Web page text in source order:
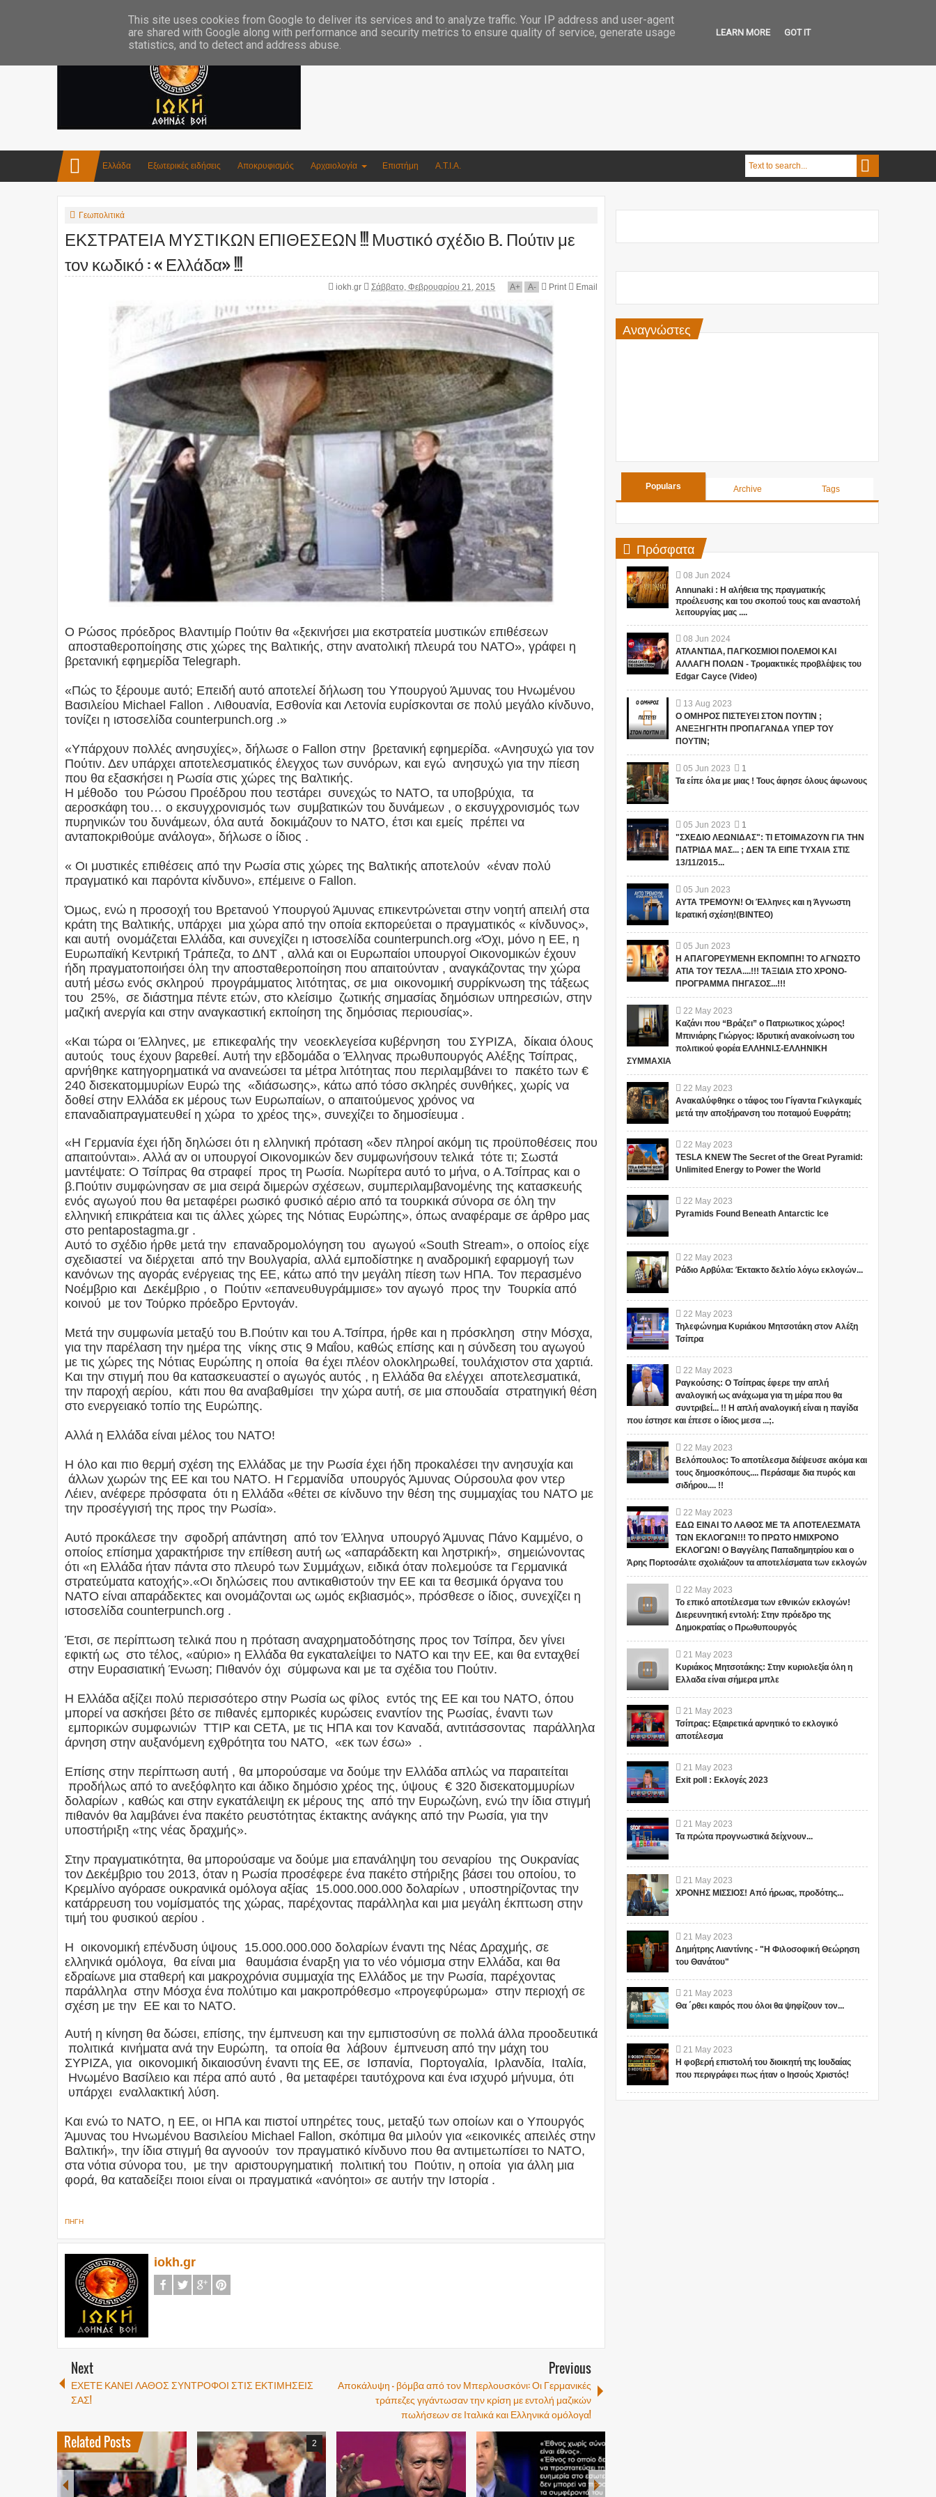
Ελλάδα Εξωτερικές ειδήσεις Αποκρυφισμός Αρχαιολογία Επιστήμη Α.Τ.Ι.Α.
Γεωπολιτικά
ΕΚΣΤΡΑΤΕΙΑ ΜΥΣΤΙΚΩΝ ΕΠΙΘΕΣΕΩΝ !!! Μυστικό σχέδιο Β. Πούτιν με
τον κωδικό : « Ελλάδα» !!!
iokh.gr Σάββατο, Φεβρουαρίου 21, 2015 A+ A- Print Email
Ο Ρώσος πρόεδρος Βλαντιμίρ Πούτιν θα «ξεκινήσει μια εκστρατεία μυστικών επιθέσεων
αποσταθεροποίησης στις χώρες της Βαλτικής, στην ανατολική πλευρά του ΝΑΤΟ», γράφει η
βρετανική εφημερίδα Telegraph.
«Πώς το ξέρουμε αυτό; Επειδή αυτό αποτελεί δήλωση του Υπουργού Άμυνας του Ηνωμένου
Βασιλείου Michael Fallon . Λιθουανία, Εσθονία και Λετονία ευρίσκονται σε πολύ μεγάλο κίνδυνο,
τονίζει η ιστοσελίδα counterpunch.org .»
«Υπάρχουν πολλές ανησυχίες», δήλωσε ο Fallon στην βρετανική εφημερίδα. «Ανησυχώ για τον
Πούτιν. Δεν υπάρχει αποτελεσματικός έλεγχος των συνόρων, και εγώ ανησυχώ για την πίεση
που θα εξασκήσει η Ρωσία στις χώρες της Βαλτικής.
Η μέθοδο του Ρώσου Προέδρου που τεστάρει συνεχώς το ΝΑΤΟ, τα υποβρύχια, τα
αεροσκάφη του… ο εκσυγχρονισμός των συμβατικών του δυνάμεων , ο εκσυγχρονισμός των
πυρηνικών του δυνάμεων, όλα αυτά δοκιμάζουν το ΝΑΤΟ, έτσι και εμείς πρέπει να
ανταποκριθούμε ανάλογα», δήλωσε ο ίδιος .
« Οι μυστικές επιθέσεις από την Ρωσία στις χώρες της Βαλτικής αποτελούν «έναν πολύ
πραγματικό και παρόντα κίνδυνο», επέμεινε ο Fallon.
Όμως, ενώ η προσοχή του Βρετανού Υπουργού Άμυνας επικεντρώνεται στην νοητή απειλή στα
κράτη της Βαλτικής, υπάρχει μια χώρα από την οποία εκπορεύεται ο πραγματικός « κίνδυνος»,
και αυτή ονομάζεται Ελλάδα, και συνεχίζει η ιστοσελίδα counterpunch.org «Όχι, μόνο η ΕΕ, η
Ευρωπαϊκή Κεντρική Τράπεζα, το ΔΝΤ , αλλά και οι Ευρωπαίοι υπουργοί Οικονομικών έχουν
ήδη πραγματοποιήσει όλη την αποσταθεροποίηση που απαιτούνταν , αναγκάζοντας την χώρα
αυτή μέσω ενός σκληρού προγράμματος λιτότητας, σε μια οικονομική συρρίκνωση της τάξεως
του 25%, σε διάστημα πέντε ετών, στο κλείσιμο ζωτικής σημασίας δημόσιων υπηρεσιών, στην
μαζική ανεργία και στην αναγκαστική εκποίηση της δημόσιας περιουσίας».
«Και τώρα οι Έλληνες, με επικεφαλής την νεοεκλεγείσα κυβέρνηση του ΣΥΡΙΖΑ, δίκαια όλους
αυτούς τους έχουν βαρεθεί. Αυτή την εβδομάδα ο Έλληνας πρωθυπουργός Αλέξης Τσίπρας,
αρνήθηκε κατηγορηματικά να ανανεώσει τα μέτρα λιτότητας που περιλαμβάνει το πακέτο των €
240 δισεκατομμυρίων Ευρώ της «διάσωσης», κάτω από τόσο σκληρές συνθήκες, χωρίς να
δοθεί στην Ελλάδα εκ μέρους των Ευρωπαίων, ο απαιτούμενος χρόνος να
επαναδιαπραγματευθεί η χώρα το χρέος της», συνεχίζει το δημοσίευμα .
«Η Γερμανία έχει ήδη δηλώσει ότι η ελληνική πρόταση «δεν πληροί ακόμη τις προϋποθέσεις που
απαιτούνται». Αλλά αν οι υπουργοί Οικονομικών δεν συμφωνήσουν τελικά τότε τι; Σωστά
μαντέψατε: Ο Τσίπρας θα στραφεί προς τη Ρωσία. Νωρίτερα αυτό το μήνα, ο Α.Τσίπρας και ο
β.Πούτιν συμφώνησαν σε μια σειρά διμερών σχέσεων, συμπεριλαμβανομένης της κατασκευής
ενός αγωγού που θα μεταφέρει ρωσικό φυσικό αέριο από τα τουρκικά σύνορα σε όλη την
ελληνική επικράτεια και τις άλλες χώρες της Νότιας Ευρώπης», όπως αναφέραμε σε άρθρο μας
στο pentapostagma.gr .
Αυτό το σχέδιο ήρθε μετά την επαναδρομολόγηση του αγωγού «South Stream», ο οποίος είχε
σχεδιαστεί να διέρχεται από την Βουλγαρία, αλλά εμποδίστηκε η αναδρομική εφαρμογή των
κανόνων της αγοράς ενέργειας της ΕΕ, κάτω από την μεγάλη πίεση των ΗΠΑ. Τον περασμένο
Νοέμβριο και Δεκέμβριο , ο Πούτιν «επανευθυγράμμισε» τον αγωγό προς την Τουρκία από
κοινού με τον Τούρκο πρόεδρο Ερντογάν.
Μετά την συμφωνία μεταξύ του Β.Πούτιν και του Α.Τσίπρα, ήρθε και η πρόσκληση στην Μόσχα,
για την παρέλαση την ημέρα της νίκης στις 9 Μαΐου, καθώς επίσης και η σύνδεση του αγωγού
με τις χώρες της Νότιας Ευρώπης η οποία θα έχει πλέον ολοκληρωθεί, τουλάχιστον στα χαρτιά.
Και την στιγμή που θα κατασκευαστεί ο αγωγός αυτός , η Ελλάδα θα ελέγχει αποτελεσματικά,
την παροχή αερίου, κάτι που θα αναβαθμίσει την χώρα αυτή, σε μια σπουδαία στρατηγική θέση
στο ενεργειακό τοπίο της Ευρώπης.
Αλλά η Ελλάδα είναι μέλος του ΝΑΤΟ!
Η όλο και πιο θερμή σχέση της Ελλάδας με την Ρωσία έχει ήδη προκαλέσει την ανησυχία και
άλλων χωρών της ΕΕ και του ΝΑΤΟ. Η Γερμανίδα υπουργός Άμυνας Ούρσουλα φον ντερ
Λέιεν, ανέφερε πρόσφατα ότι η Ελλάδα «θέτει σε κίνδυνο την θέση της συμμαχίας του ΝΑΤΟ με
την προσέγγισή της προς την Ρωσία».
Αυτό προκάλεσε την σφοδρή απάντηση από τον Έλληνα υπουργό Άμυνας Πάνο Καμμένο, ο
οποίος επίσημα χαρακτήρισε την επίθεση αυτή ως «απαράδεκτη και ληστρική», σημειώνοντας
ότι «η Ελλάδα ήταν πάντα στο πλευρό των Συμμάχων, ειδικά όταν πολεμούσε τα Γερμανικά
στρατεύματα κατοχής».«Οι δηλώσεις που αντικαθιστούν την ΕΕ και τα θεσμικά όργανα του
ΝΑΤΟ είναι απαράδεκτες και ονομάζονται ως ωμός εκβιασμός», πρόσθεσε ο ίδιος, συνεχίζει η
ιστοσελίδα counterpunch.org .
Έτσι, σε περίπτωση τελικά που η πρόταση αναχρηματοδότησης προς τον Τσίπρα, δεν γίνει
εφικτή ως στο τέλος, «αύριο» η Ελλάδα θα εγκαταλείψει το ΝΑΤΟ και την ΕΕ, και θα ενταχθεί
στην Ευρασιατική Ένωση; Πιθανόν όχι σύμφωνα και με τα σχέδια του Πούτιν.
Η Ελλάδα αξίζει πολύ περισσότερο στην Ρωσία ως φίλος εντός της ΕΕ και του ΝΑΤΟ, όπου
μπορεί να ασκήσει βέτο σε πιθανές εμπορικές κυρώσεις εναντίον της Ρωσίας, έναντι των
εμπορικών συμφωνιών ΤΤΙΡ και CETA, με τις ΗΠΑ και τον Καναδά, αντιτάσσοντας παράλληλα
άρνηση στην αυξανόμενη εχθρότητα του ΝΑΤΟ, «εκ των έσω» .
Επίσης στην περίπτωση αυτή , θα μπορούσαμε να δούμε την Ελλάδα απλώς να παραιτείται
προδήλως από το ανεξόφλητο και άδικο δημόσιο χρέος της, ύψους € 320 δισεκατομμυρίων
δολαρίων , καθώς και στην εγκατάλειψη εκ μέρους της από την Ευρωζώνη, ενώ την ίδια στιγμή
πιθανόν θα λαμβάνει ένα πακέτο ρευστότητας έκτακτης ανάγκης από την Ρωσία, για την
υποστήριξη «της νέας δραχμής».
Στην πραγματικότητα, θα μπορούσαμε να δούμε μια επανάληψη του σεναρίου της Ουκρανίας
τον Δεκέμβριο του 2013, όταν η Ρωσία προσέφερε ένα πακέτο στήριξης βάσει του οποίου, το
Κρεμλίνο αγόρασε ουκρανικά ομόλογα αξίας 15.000.000.000 δολαρίων , υποστηρίζοντας την
κατάρρευση του νομίσματός της χώρας, παρέχοντας παράλληλα και μια μεγάλη έκπτωση στην
τιμή του φυσικού αερίου .
Η οικονομική επένδυση ύψους 15.000.000.000 δολαρίων έναντι της Νέας Δραχμής, σε
ελληνικά ομόλογα, θα είναι μια θαυμάσια έναρξη για το νέο νόμισμα στην Ελλάδα, και θα
εδραίωνε μια σταθερή και μακροχρόνια συμμαχία της Ελλάδος με την Ρωσία, παρέχοντας
παράλληλα στην Μόσχα ένα πολύτιμο και μακροπρόθεσμο «προγεφύρωμα» στην περιοχή σε
σχέση με την ΕΕ και το ΝΑΤΟ.
Αυτή η κίνηση θα δώσει, επίσης, την έμπνευση και την εμπιστοσύνη σε πολλά άλλα προοδευτικά
πολιτικά κινήματα ανά την Ευρώπη, τα οποία θα λάβουν έμπνευση από την μάχη του
ΣΥΡΙΖΑ, για οικονομική δικαιοσύνη έναντι της ΕΕ, σε Ισπανία, Πορτογαλία, Ιρλανδία, Ιταλία,
Ηνωμένο Βασίλειο και πέρα από αυτό , θα μεταφέρει ταυτόχρονα και ένα ισχυρό μήνυμα, ότι
υπάρχει εναλλακτική λύση.
Και ενώ το ΝΑΤΟ, η ΕΕ, οι ΗΠΑ και πιστοί υπηρέτες τους, μεταξύ των οποίων και ο Υπουργός
Άμυνας του Ηνωμένου Βασιλείου Michael Fallon, σκόπιμα θα μιλούν για «εικονικές απειλές στην
Βαλτική», την ίδια στιγμή θα αγνοούν τον πραγματικό κίνδυνο που θα αντιμετωπίσει το ΝΑΤΟ,
στα νότια σύνορα του, με την αριστουργηματική πολιτική του Πούτιν, η οποία για άλλη μια
φορά, θα καταδείξει ποιοι είναι οι πραγματικά «ανόητοι» σε αυτήν την Ιστορία .
ΠΗΓΗ
iokh.gr
Next
ΕΧΕΤΕ ΚΑΝΕΙ ΛΑΘΟΣ ΣΥΝΤΡΟΦΟΙ ΣΤΙΣ ΕΚΤΙΜΗΣΕΙΣ
ΣΑΣ!
Previous
Αποκάλυψη – βόμβα από τον Μπερλουσκόνι: Οι Γερμανικές
τράπεζες γιγάντωσαν την κρίση με εντολή μαζικών
πωλήσεων σε Ιταλικά και Ελληνικά ομόλογα!
Related Posts 2
Αναγνώστες
Populars Archive Tags
Πρόσφατα
08 Jun 2024
Annunaki : Η αλήθεια της πραγματικής
προέλευσης και του σκοπού τους και αναστολή
λειτουργίας μας ....
08 Jun 2024
ΑΤΛΑΝΤΙΔΑ, ΠΑΓΚΟΣΜΙΟΙ ΠΟΛΕΜΟΙ ΚΑΙ
ΑΛΛΑΓΗ ΠΟΛΩΝ - Τρομακτικές προβλέψεις του
Edgar Cayce (Video)
13 Aug 2023
Ο ΟΜΗΡΟΣ ΠΙΣΤΕΥΕΙ ΣΤΟΝ ΠΟΥΤΙΝ ;
ΑΝΕΞΗΓΗΤΗ ΠΡΟΠΑΓΑΝΔΑ ΥΠΕΡ ΤΟΥ
ΠΟΥΤΙΝ;
05 Jun 2023
1
Τα είπε όλα με μιας ! Τους άφησε όλους άφωνους
05 Jun 2023
1
"ΣΧΕΔΙΟ ΛΕΩΝΙΔΑΣ": ΤΙ ΕΤΟΙΜΑΖΟΥΝ ΓΙΑ ΤΗΝ
ΠΑΤΡΙΔΑ ΜΑΣ... ; ΔΕΝ ΤΑ ΕΙΠΕ ΤΥΧΑΙΑ ΣΤΙΣ
13/11/2015...
05 Jun 2023
ΑΥΤΑ ΤΡΕΜΟΥΝ! Οι Έλληνες και η Άγνωστη
Ιερατική σχέση!(ΒΙΝΤΕΟ)
05 Jun 2023
Η ΑΠΑΓΟΡΕΥΜΕΝΗ ΕΚΠΟΜΠΗ! ΤΟ ΑΓΝΩΣΤΟ
ΑΤΙΑ ΤΟΥ ΤΕΣΛΑ....!!! ΤΑΞΙΔΙΑ ΣΤΟ ΧΡΟΝΟ-
ΠΡΟΓΡΑΜΜΑ ΠΗΓΑΣΟΣ...!!!
22 May 2023
Καζάνι που “Βράζει” ο Πατριωτικος χώρος!
Μπινιάρης Γιώργος: Ιδρυτική ανακοίνωση του
πολιτικού φορέα ΕΛΛΗΝΙ.Σ-ΕΛΛΗΝΙΚΗ
ΣΥΜΜΑΧΙΑ
22 May 2023
Ανακαλύφθηκε ο τάφος του Γίγαντα Γκιλγκαμές
μετά την αποξήρανση του ποταμού Ευφράτη;
22 May 2023
TESLA KNEW The Secret of the Great Pyramid:
Unlimited Energy to Power the World
22 May 2023
Pyramids Found Beneath Antarctic Ice
22 May 2023
Ράδιο Αρβύλα: Έκτακτο δελτίο λόγω εκλογών...
22 May 2023
Τηλεφώνημα Κυριάκου Μητσοτάκη στον Αλέξη
Τσίπρα
22 May 2023
Ραγκούσης: Ο Τσίπρας έφερε την απλή
αναλογική ως ανάχωμα για τη μέρα που θα
συντριβεί... !! Η απλή αναλογική είναι η παγίδα
που έστησε και έπεσε ο ίδιος μεσα ...;.
22 May 2023
Βελόπουλος: Το αποτέλεσμα διέψευσε ακόμα και
τους δημοσκόπους.... Περάσαμε δια πυρός και
σιδήρου.... !!
22 May 2023
ΕΔΩ ΕΙΝΑΙ ΤΟ ΛΑΘΟΣ ΜΕ ΤΑ ΑΠΟΤΕΛΕΣΜΑΤΑ
ΤΩΝ ΕΚΛΟΓΩΝ!!! ΤΟ ΠΡΩΤΟ ΗΜΙΧΡΟΝΟ
ΕΚΛΟΓΩΝ! Ο Βαγγέλης Παπαδημητρίου και ο
Άρης Πορτοσάλτε σχολιάζουν τα αποτελέσματα των εκλογών
22 May 2023
Το επικό αποτέλεσμα των εθνικών εκλογών!
Διερευνητική εντολή: Στην πρόεδρο της
Δημοκρατίας ο Πρωθυπουργός
21 May 2023
Κυριάκος Μητσοτάκης: Στην κυριολεξία όλη η
Ελλαδα είναι σήμερα μπλε
21 May 2023
Τσίπρας: Εξαιρετικά αρνητικό το εκλογικό
αποτέλεσμα
21 May 2023
Exit poll : Εκλογές 2023
21 May 2023
Τα πρώτα προγνωστικά δείχνουν...
21 May 2023
ΧΡΟΝΗΣ ΜΙΣΣΙΟΣ! Από ήρωας, προδότης...
21 May 2023
Δημήτρης Λιαντίνης - "Η Φιλοσοφική Θεώρηση
του Θανάτου"
21 May 2023
Θα ΄ρθει καιρός που όλοι θα ψηφίζουν τον...
21 May 2023
Η φοβερή επιστολή του διοικητή της Ιουδαίας
που περιγράφει πως ήταν ο Ιησούς Χριστός!
This site uses cookies from Google to deliver its services and to analyze traffic. Your IP address and user-agent
are shared with Google along with performance and security metrics to ensure quality of service, generate usage
statistics, and to detect and address abuse.
LEARN MORE GOT IT